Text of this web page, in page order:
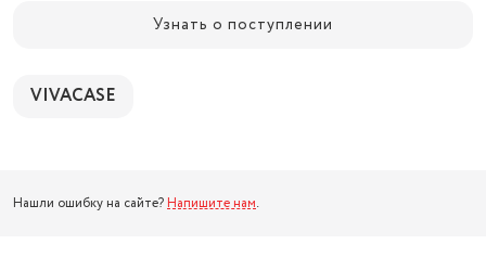
Узнать о поступлении
VIVACASE
Нашли ошибку на сайте? Напишите нам.